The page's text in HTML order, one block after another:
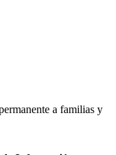
a familias y